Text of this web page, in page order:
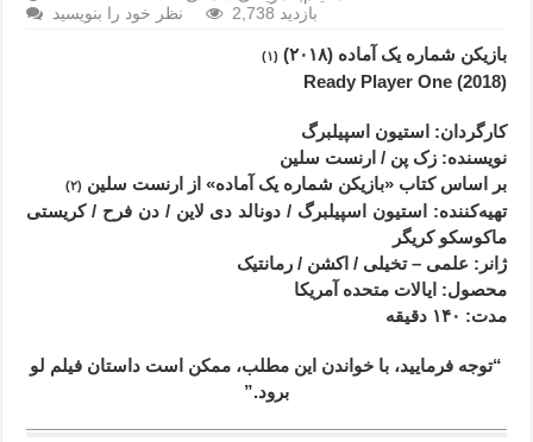
نظر خود را بنویسید
2,738 بازدید
بازیکن شماره یک آماده (۲۰۱۸) (۱)
(2018)
Ready Player One
کارگردان: استیون اسپیلبرگ
نویسنده: زک پن / ارنست سلین
بر اساس کتاب «بازیکن شماره یک آماده» از ارنست سلین (۲)
تهیه‌کننده: استیون اسپیلبرگ / دونالد دی لاین / دن فرح / کریستی
ماکوسکو کریگر
ژانر : علمی – تخیلی / اکشن / رمانتیک
محصول: ایالات متحده آمریکا
مدت: ۱۴۰ دقیقه
“توجه فرمایید،‌ با خواندن این مطلب، ممکن است داستان فیلم لو
برود.”